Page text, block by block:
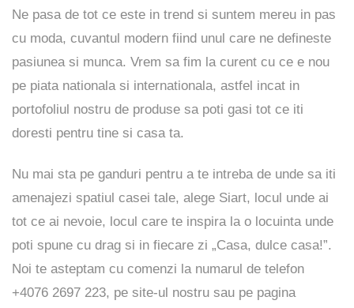
Ne pasa de tot ce este in trend si suntem mereu in pas
cu moda, cuvantul modern fiind unul care ne defineste
pasiunea si munca. Vrem sa fim la curent cu ce e nou
pe piata nationala si internationala, astfel incat in
portofoliul nostru de produse sa poti gasi tot ce iti
doresti pentru tine si casa ta.
Nu mai sta pe ganduri pentru a te intreba de unde sa iti
amenajezi spatiul casei tale, alege Siart, locul unde ai
tot ce ai nevoie, locul care te inspira la o locuinta unde
poti spune cu drag si in fiecare zi „Casa, dulce casa!”.
Noi te asteptam cu comenzi la numarul de telefon
+4076 2697 223, pe site-ul nostru sau pe pagina